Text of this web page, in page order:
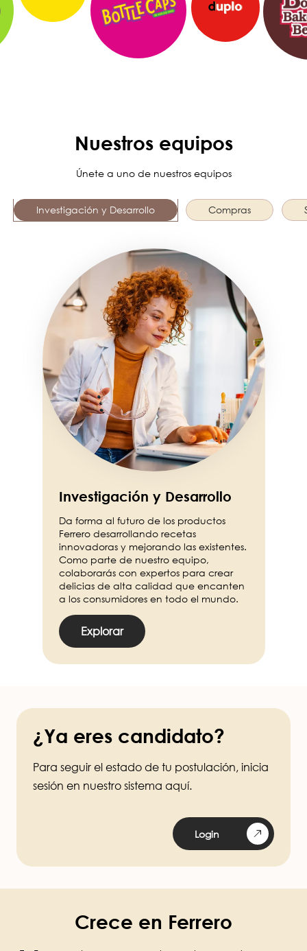
Nuestros equipos
Únete a uno de nuestros equipos
Investigación y Desarrollo Compras
Investigación y Desarrollo
Da forma al futuro de los productos
Ferrero desarrollando recetas
innovadoras y mejorando las existentes.
Como parte de nuestro equipo,
colaborarás con expertos para crear
delicias de alta calidad que encanten
a los consumidores en todo el mundo.
Explorar
¿Ya eres candidato?
Para seguir el estado de tu postulación, inicia
sesión en nuestro sistema aquí.
Login
Crece en Ferrero